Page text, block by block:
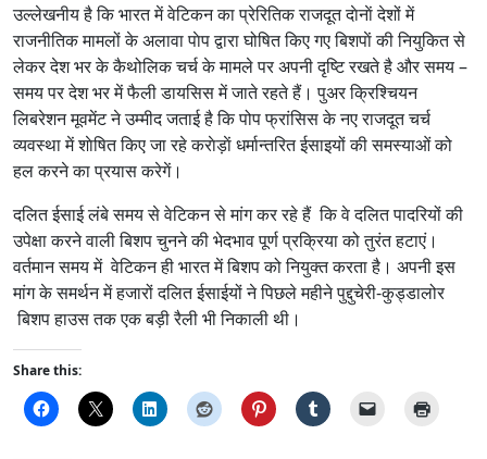
उल्लेखनीय है कि भारत में वेटिकन का प्रेरितिक राजदूत दाेनाें देशों में
राजनीतिक मामलों के अलावा पाेप द्वारा घोषित किए गए बिशपाें की नियुकित से
लेकर देश भर के कैथोलिक चर्च के मामले पर अपनी दृष्टि रखते है और समय –
समय पर देश भर में फैली डायसिस में जाते रहते हैं। पुअर क्रिश्चियन
लिबरेशन मूवमेंट ने उम्मीद जताई है कि पोप फ्रांसिस के नए राजदूत चर्च
व्यवस्था में शाेषित किए जा रहे कराेड़ाें धर्मान्तरित ईसाइयों की समस्याओं को
हल करने का प्रयास करेगें।
दलित ईसाई लंबे समय से वेटिकन से मांग कर रहे हैं कि वे दलित पादरियों की
उपेक्षा करने वाली बिशप चुनने की भेदभाव पूर्ण प्रक्रिया को तुरंत हटाएं।
वर्तमान समय में वेटिकन ही भारत में बिशप को नियुक्त करता है। अपनी इस
मांग के समर्थन में हजारों दलित ईसाईयों ने पिछले महीने पुद्दुचेरी-कुड्डालोर
बिशप हाउस तक एक बड़ी रैली भी निकाली थी।
Share this: